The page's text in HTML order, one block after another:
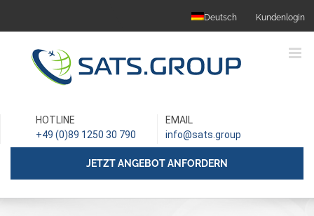
content
Deutsch Kundenlogin
HOTLINE
+49 (0)89 1250 30 790
EMAIL
info@sats.group
JETZT ANGEBOT ANFORDERN